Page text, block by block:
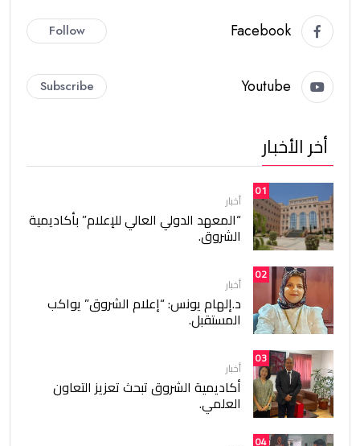
Facebook
Follow
Youtube
Subscribe
أخر الأخبار
01
أخبار
“المعهد الدولي العالي للإعلام” بأكاديمية
الشروق.
02
أخبار
د.إلهام يونس: “إعلام الشروق” يواكب
المستقبل.
03
أخبار
أكاديمية الشروق تبحث تعزيز التعاون
العلمي.
04